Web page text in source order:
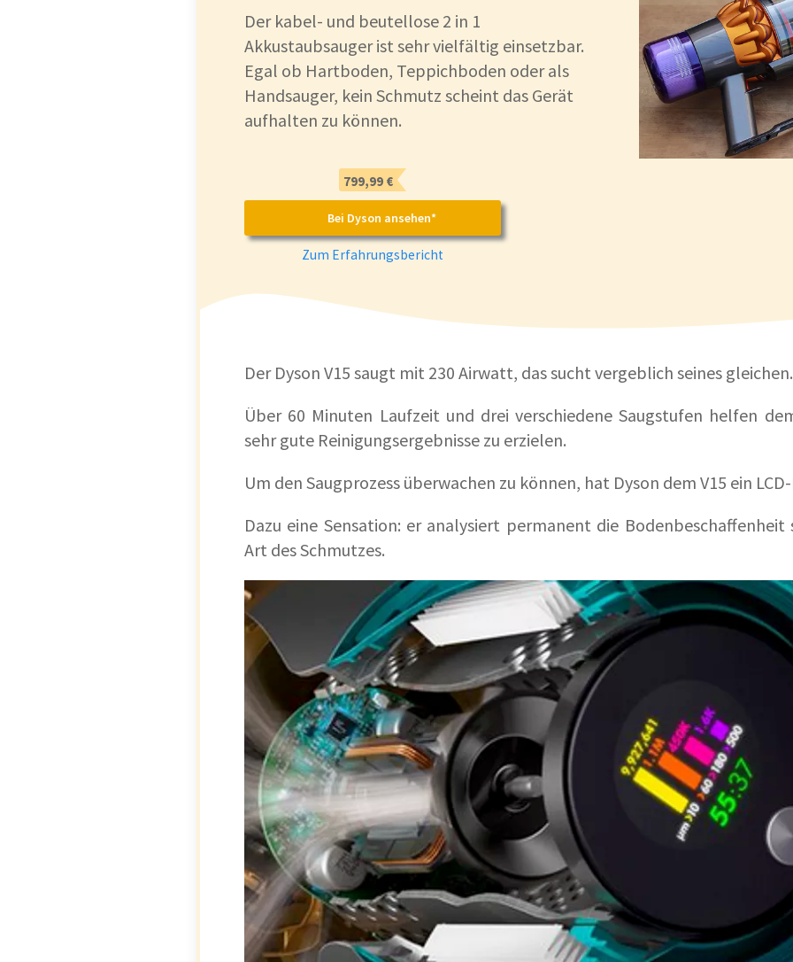
Der kabel- und beutellose 2 in 1
Akkustaubsauger ist sehr vielfältig einsetzbar.
Egal ob Hartboden, Teppichboden oder als
Handsauger, kein Schmutz scheint das Gerät
aufhalten zu können.
799,99 €
Bei Dyson ansehen*
Zum Erfahrungsbericht
Der Dyson V15 saugt mit 230 Airwatt, das sucht vergeblich seines gleichen.
Über 60 Minuten Laufzeit und drei verschiedene Saugstufen helfen
sehr gute Reinigungsergebnisse zu erzielen.
Um den Saugprozess überwachen zu können, hat Dyson dem V15 ein
Dazu eine Sensation: er analysiert permanent die Bodenbeschaffenheit
Art des Schmutzes.